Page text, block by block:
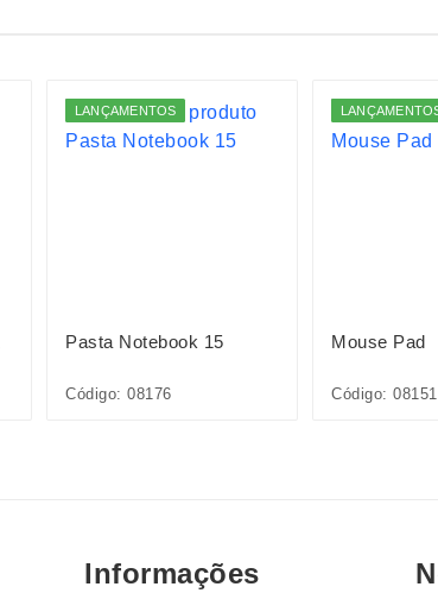
LANÇAMENTOS
Pasta Notebook 15
Código: 08176
Mouse Pad
Código: 08151
Informações